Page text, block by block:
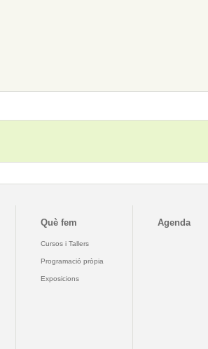
Què fem
Cursos i Tallers
Programació pròpia
Exposicions
Agenda